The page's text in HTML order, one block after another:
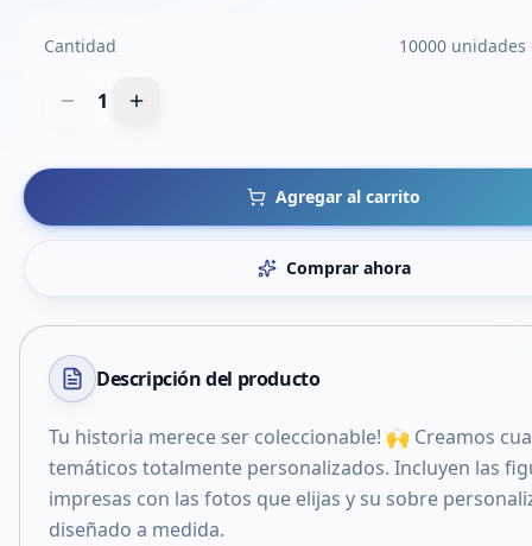
Cantidad 10000
1
Agregar al carrito
Comprar ahora
Descripción del producto
Tu historia merece ser coleccionable! 🙌 Creamos
temáticos totalmente personalizados. Incluyen las
impresas con las fotos que elijas y su sobre
diseñado a medida.